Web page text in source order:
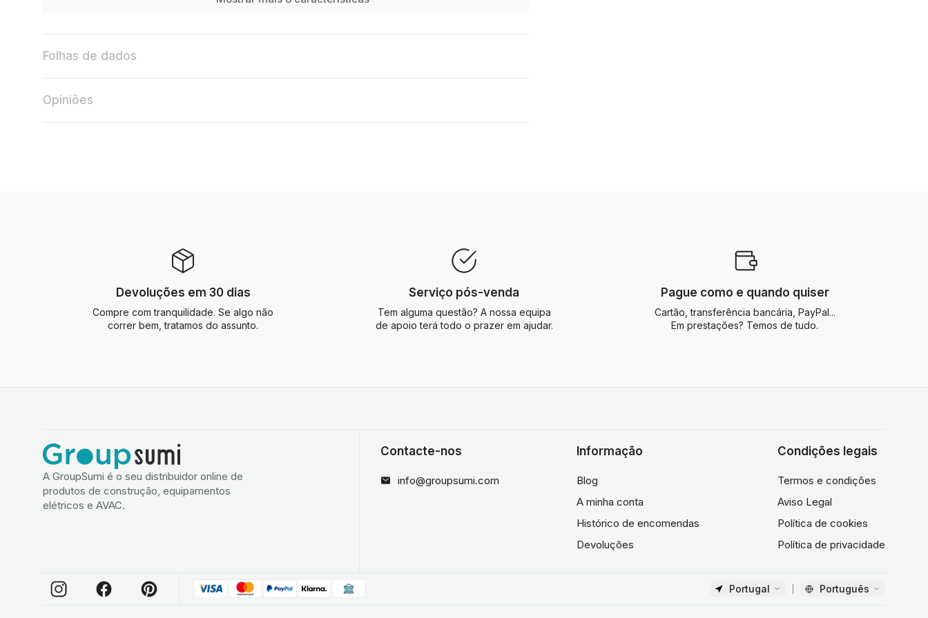
Folhas de dados
Opiniões
Devoluções em 30 dias
Compre com tranquilidade. Se algo não
correr bem, tratamos do assunto.
Serviço pós-venda
Tem alguma questão? A nossa equipa
de apoio terá todo o prazer em ajudar.
Pague como e quando quiser
Cartão, transferência bancária, PayPal...
Em prestações? Temos de tudo.
A GroupSumi é o seu distribuidor online de
produtos de construção, equipamentos
elétricos e AVAC.
Contacte-nos
info@groupsumi.com
Informação
Blog
A minha conta
Histórico de encomendas
Devoluções
Condições legais
Termos e condições
Aviso Legal
Política de cookies
Política de privacidade
Portugal Português